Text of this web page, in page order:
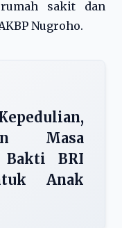
sakit dan
Nugroho.
Masa
Bakti BRI
Anak